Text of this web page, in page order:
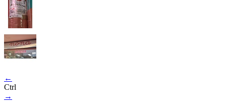
←
Ctrl
→